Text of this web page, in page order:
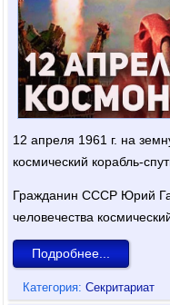
12 апреля 1961 г. на
космический корабль-
Гражданин СССР Юрий
человечества
Подробнее...
Категория:Секритариат